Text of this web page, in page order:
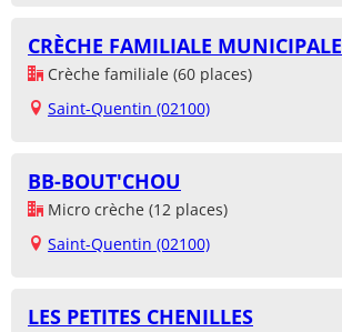
CRÈCHE FAMILIALE MUNICIPALE
Crèche familiale (60 places)
Saint-Quentin (02100)
BB-BOUT'CHOU
Micro crèche (12 places)
Saint-Quentin (02100)
LES PETITES CHENILLES